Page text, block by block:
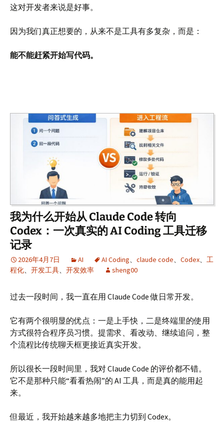
这对开发者来说是好事。
因为我们真正想要的，从来不是工具有多复杂，而是：
能不能赶紧开始写代码。
我为什么开始从 Claude Code 转向
Codex：一次真实的 AI Coding 工具迁移
记录
2026年4月7日 AI AI Coding、 claude code、 Codex、 工
程化、 开发工具、 开发效率 sheng00
过去一段时间，我一直在用 Claude Code 做日常开发。
它有两个很明显的优点：一是上手快，二是终端里的使用
方式很符合程序员习惯。提需求、看改动、继续追问，整
个流程比传统聊天框更接近真实开发。
所以很长一段时间里，我对 Claude Code 的评价都不错。
它不是那种只能“看看热闹”的 AI 工具，而是真的能用起
来。
但最近，我开始越来越多地把主力切到 Codex。